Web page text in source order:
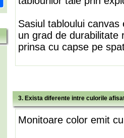
Sasiul tabloului
un grad de durabilitate
prinsa cu capse pe
3. Exista diferente intre culorile
Monitoare color emit